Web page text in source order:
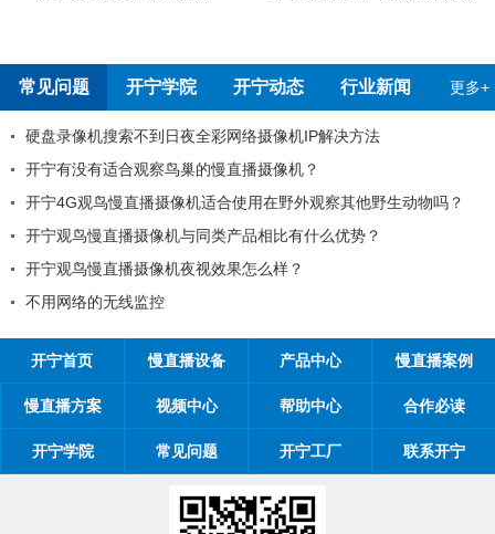
常见问题 开宁学院 开宁动态 行业新闻 更多+
机搜索不到日夜全彩网络摄像机IP解决方法
有适合观察鸟巢的慢直播摄像机？
鸟慢直播摄像机适合使用在野外观察其他野生动物吗？
慢直播摄像机与同类产品相比有什么优势？
慢直播摄像机夜视效果怎么样？
的无线监控
工程商
开宁首页 慢直播设备 产品中心 慢直播案例
慢直播方案 视频中心 帮助中心 合作必读
开宁学院 常见问题 开宁工厂 联系开宁